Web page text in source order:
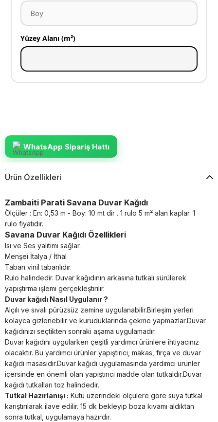
Yüzey Alanı (m²)
WhatsApp Sipariş Hattı
Ürün Özellikleri
Zambaiti Parati Savana Duvar Kağıdı
Ölçüler : En: 0,53 m - Boy: 10 mt dir . 1 rulo 5 m² alan kaplar. 1
rulo fiyatıdır.
Savana Duvar Kağıdı Özellikleri
Isı ve Ses yalıtımı sağlar.
Menşei İtalya / İthal
Taban vinil tabanlıdır.
Rulo halindedir. Duvar kağıdının arkasına tutkalı sürülerek
yapıştırma işlemi gerçekleştirilir.
Duvar kağıdı Nasıl Uygulanır ?
Alçılı ve sıvalı pürüzsüz zemine uygulanabilir.Birleşim yerleri
kolayca gizlenebilir ve kuruduklarında çekme yapmazlar.Duvar
kağıdınızı seçtikten sonraki aşama uygulamadır.
Duvar kağıdını uygularken çeşitli yardımcı ürünlere ihtiyacınız
olacaktır. Bu yardımcı ürünler yapıştırıcı, makas, fırça ve duvar
kağıdı masasıdır.Duvar kağıdı uygulamasında yardımcı ürünler
içersinde en önemli olan yapıştırıcı madde olan tutkaldır.Duvar
kağıdı tutkalları toz halindedir.
Tutkal Hazırlanışı : Kutu üzerindeki ölçülere göre suya tutkal
karıştırılarak ilave edilir. 15 dk bekleyip boza kıvamı aldıktan
sonra tutkal, uygulamaya hazırdır.